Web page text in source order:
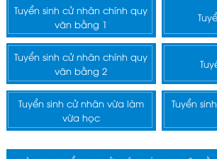
Tuyển sinh cử nhân chính quy
văn bằng 1
Tuyển sinh cử nhân chính quy
văn bằng 2
Tuyển sinh cử nhân vừa làm
vừa học
Tuyển